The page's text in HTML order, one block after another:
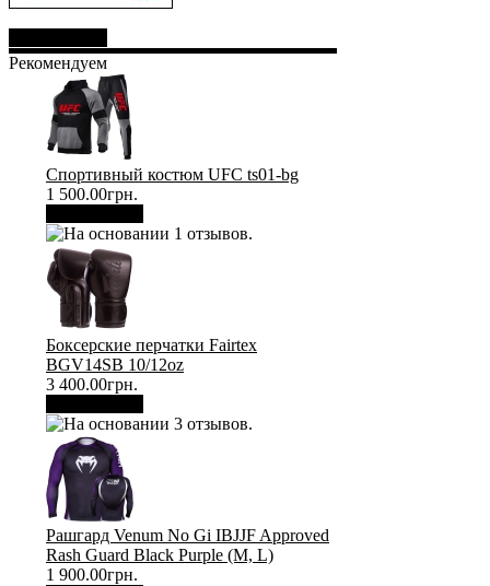
Рекомендуем
Спортивный костюм UFC ts01-bg
1 500.00грн.
Боксерские перчатки Fairtex
BGV14SB 10/12oz
3 400.00грн.
Рашгард Venum No Gi IBJJF Approved
Rash Guard Black Purple (М, L)
1 900.00грн.